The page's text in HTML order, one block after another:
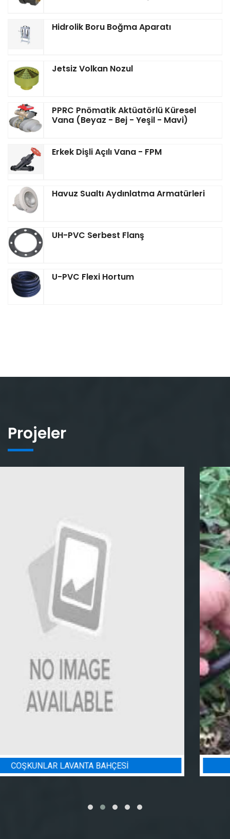
Hidrolik Boru Boğma Aparatı
Jetsiz Volkan Nozul
PPRC Pnömatik Aktüatörlü Küresel
Vana (Beyaz - Bej - Yeşil - Mavi)
Erkek Dişli Açılı Vana - FPM
Havuz Sualtı Aydınlatma Armatürleri
UH-PVC Serbest Flanş
U-PVC Flexi Hortum
Projeler
BADEM BAHÇESI SULAMA PROJESI